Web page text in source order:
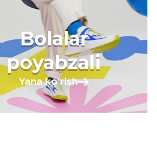
Bolalar
poyabzali
Yana koʻrish